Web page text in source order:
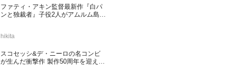
ファティ・アキン監督最新作『白パ
ンと独裁者』子役2人がアムルム島の
hikita
スコセッシ&デ・ニーロの名コンビ
が生んだ衝撃作 製作50周年を迎える